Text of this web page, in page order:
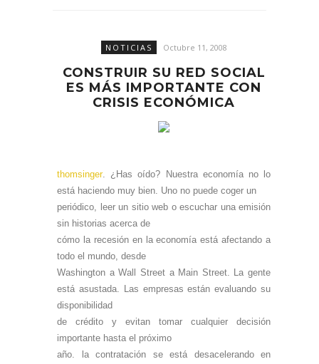
NOTICIAS Octubre 11, 2008
CONSTRUIR SU RED SOCIAL
ES MÁS IMPORTANTE CON
CRISIS ECONÓMICA
thomsinger. ¿Has oído? Nuestra economía no lo
está haciendo muy bien. Uno no puede coger un
periódico, leer un sitio web o escuchar una emisión
sin historias acerca de
cómo la recesión en la economía está afectando a
todo el mundo, desde
Washington a Wall Street a Main Street. La gente
está asustada. Las empresas están evaluando su
disponibilidad
de crédito y evitan tomar cualquier decisión
importante hasta el próximo
año. la contratación se está desacelerando en